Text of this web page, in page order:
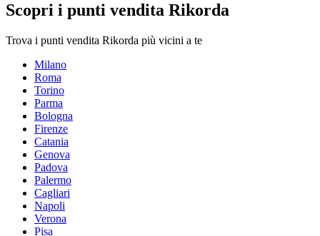
Scopri i punti vendita Rikorda
Trova i punti vendita Rikorda più vicini a te
Milano
Roma
Torino
Parma
Bologna
Firenze
Catania
Genova
Padova
Palermo
Cagliari
Napoli
Verona
Pisa